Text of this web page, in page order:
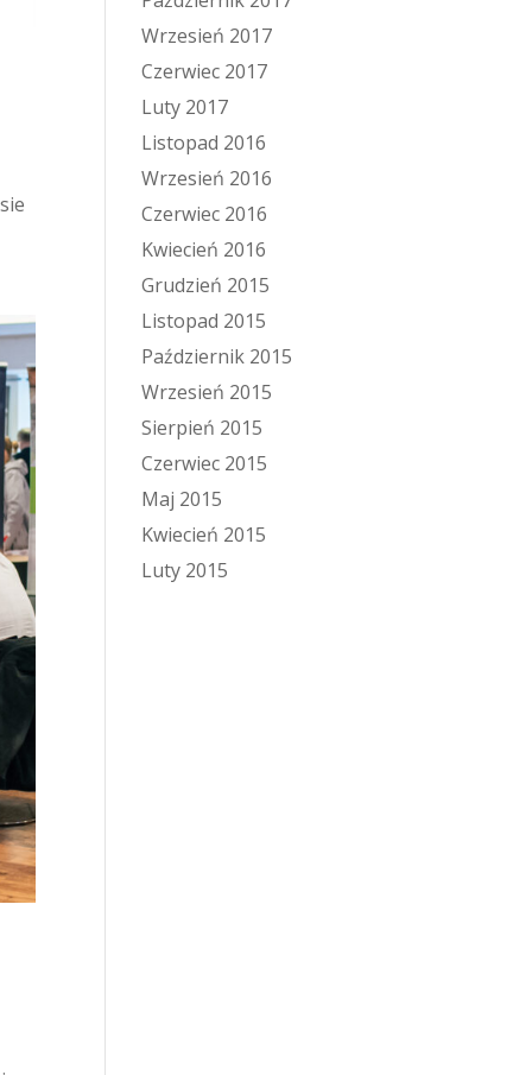
Wrzesień 2017
Czerwiec 2017
Luty 2017
Listopad 2016
Wrzesień 2016
Czerwiec 2016
Kwiecień 2016
Grudzień 2015
Listopad 2015
Październik 2015
Wrzesień 2015
Sierpień 2015
Czerwiec 2015
Maj 2015
Kwiecień 2015
Luty 2015